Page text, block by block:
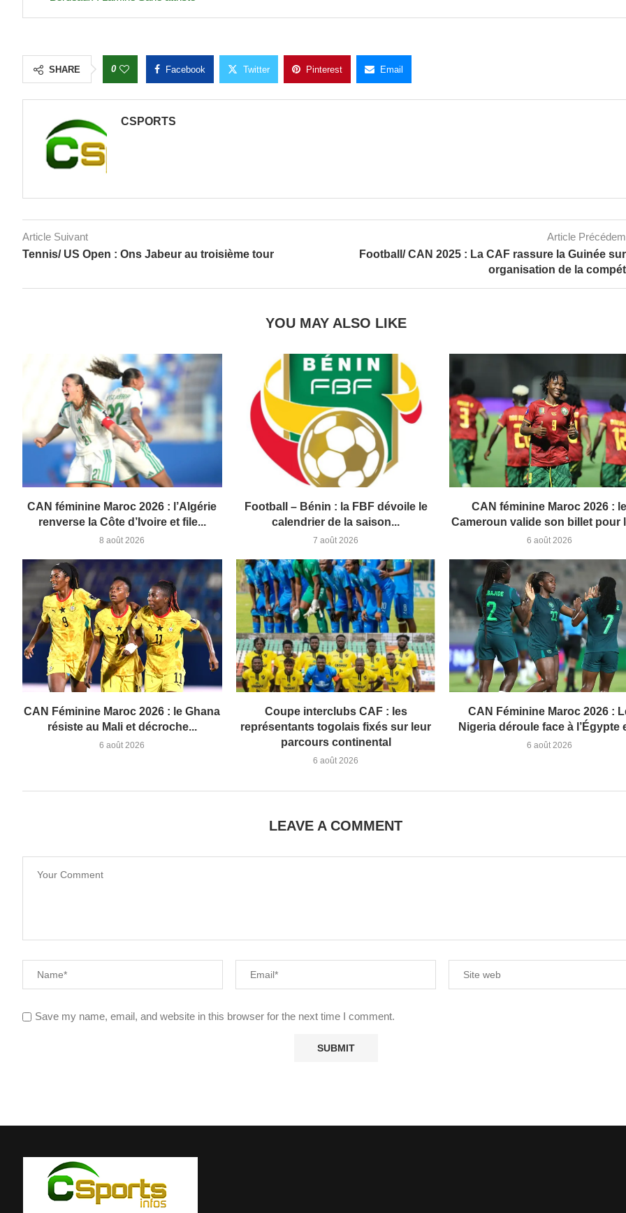
SHARE 0 Facebook Twitter Pinterest Email
CSPORTS
Article Suivant
Tennis/ US Open : Ons Jabeur au troisième tour
Article
Football/ CAN 2025 : La CAF rassure la Guinée
organisation de la
YOU MAY ALSO LIKE
CAN féminine Maroc 2026 : l’Algérie
renverse la Côte d’Ivoire et file...
8 août 2026
Football – Bénin : la FBF dévoile le
calendrier de la saison...
7 août 2026
CAN féminine Maroc 2026 : le
Cameroun valide son billet pour
6 août 2026
CAN Féminine Maroc 2026 : le Ghana
résiste au Mali et décroche...
6 août 2026
Coupe interclubs CAF : les
représentants togolais fixés sur leur
parcours continental
6 août 2026
CAN Féminine Maroc 2026 :
Nigeria déroule face à l’Égypte
6 août 2026
LEAVE A COMMENT
Save my name, email, and website in this browser for the next time I comment.